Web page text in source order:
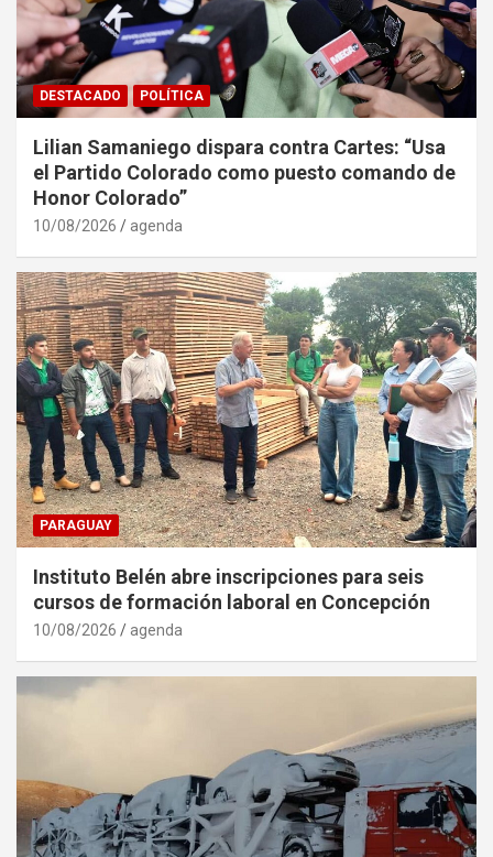
DESTACADO POLÍTICA
Lilian Samaniego dispara contra Cartes: “Usa
el Partido Colorado como puesto comando de
Honor Colorado”
10/08/2026 agenda
PARAGUAY
Instituto Belén abre inscripciones para seis
cursos de formación laboral en Concepción
10/08/2026 agenda